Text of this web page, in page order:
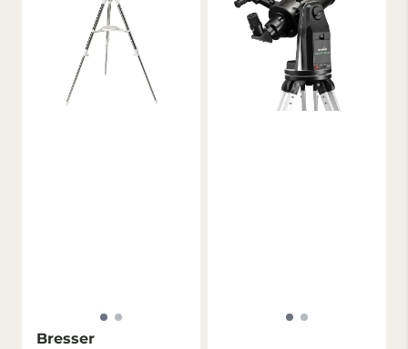
Bresser